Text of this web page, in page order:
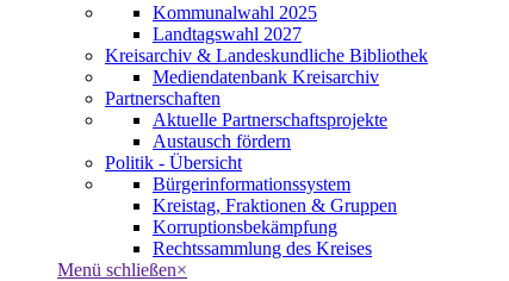
Kommunalwahl 2025
Landtagswahl 2027
Kreisarchiv & Landeskundliche Bibliothek
Mediendatenbank Kreisarchiv
Partnerschaften
Aktuelle Partnerschaftsprojekte
Austausch fördern
Politik - Übersicht
Bürgerinformationssystem
Kreistag, Fraktionen & Gruppen
Korruptionsbekämpfung
Rechtssammlung des Kreises
Menü schließen×